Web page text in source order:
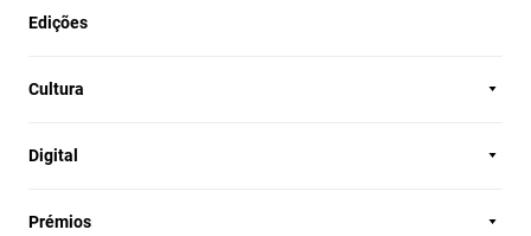
Edições
Cultura
Digital
Prémios